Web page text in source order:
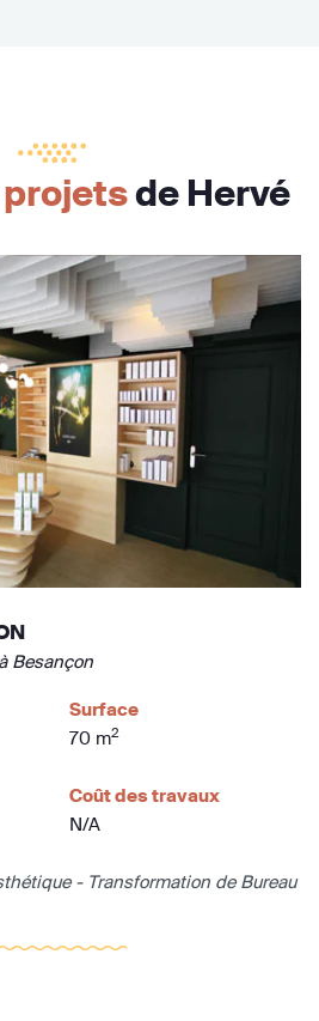
de Hervé
Besançon
Surface
70 m2
Coût des travaux
N/A
- Transformation de Bureau